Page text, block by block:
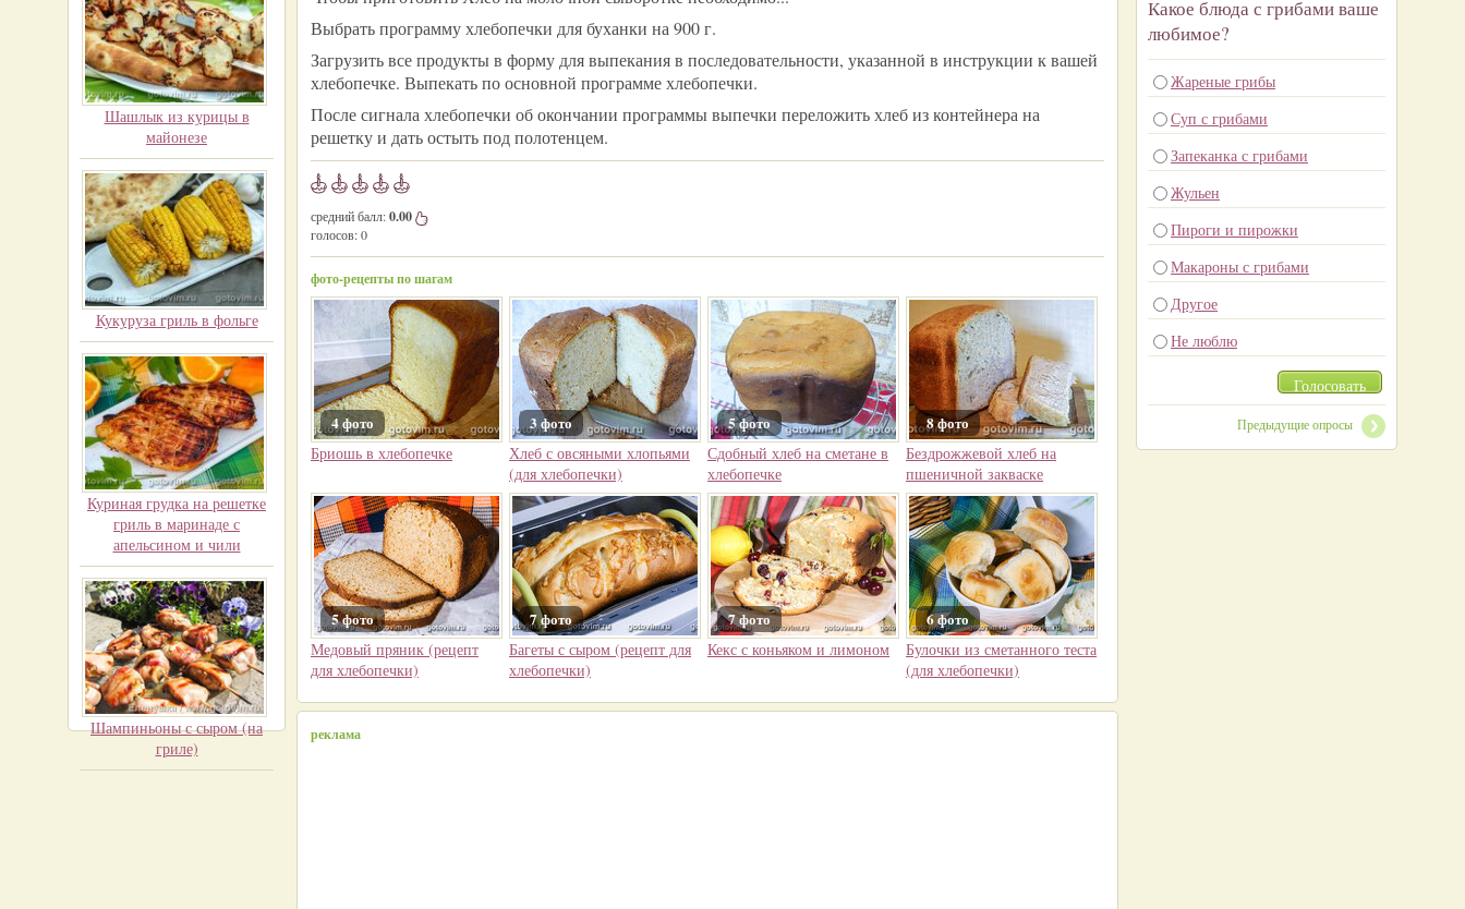
Шашлык из курицы в
майонезе
Кукуруза гриль в фольге
Куриная грудка на решетке
гриль в маринаде с
апельсином и чили
Шампиньоны с сыром (на
гриле)
Выбрать программу хлебопечки для буханки на 900 г.
Загрузить все продукты в форму для выпекания в последовательности, указанной в инструкции к вашей
хлебопечке. Выпекать по основной программе хлебопечки.
После сигнала хлебопечки об окончании программы выпечки переложить хлеб из контейнера на
решетку и дать остыть под полотенцем.
средний балл:0.00
голосов:0
фото-рецепты по шагам
4 фото
Бриошь в хлебопечке
3 фото
Хлеб с овсяными хлопьями
(для хлебопечки)
5 фото
Сдобный хлеб на сметане в
хлебопечке
8 фото
Бездрожжевой хлеб на
пшеничной закваске
5 фото
Медовый пряник (рецепт
для хлебопечки)
7 фото
Багеты с сыром (рецепт для
хлебопечки)
7 фото
Кекс с коньяком и лимоном
6 фото
Булочки из сметанного теста
(для хлебопечки)
реклама
Какое блюда с грибами ваше
любимое?
Жареные грибы
Суп с грибами
Запеканка с грибами
Жульен
Пироги и пирожки
Макароны с грибами
Другое
Не люблю
Голосовать
Предыдущие опросы